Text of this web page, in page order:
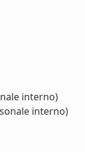
interno)
interno)